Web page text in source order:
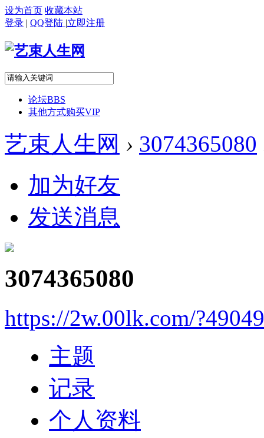
设为首页 收藏本站
登录 | QQ登陆 |立即注册
论坛BBS
其他方式购买VIP
艺束人生网 › 3074365080
加为好友
发送消息
3074365080
https://2w.00lk.com/?49049
主题
记录
个人资料